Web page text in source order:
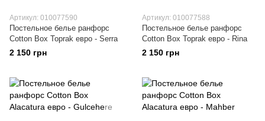
Артикул: 010077590
Постельное белье ранфорс
Cotton Box Toprak евро - Serra
2 150 грн
Артикул: 010077588
Постельное белье ранфорс
Cotton Box Toprak евро - Rina
2 150 грн